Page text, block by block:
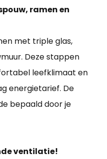
ramen en
met triple glas,
Deze stappen
leefklimaat en
energietarief. De
bepaald door je
ventilatie!